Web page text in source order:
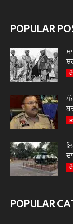
POPULAR
POPULAR